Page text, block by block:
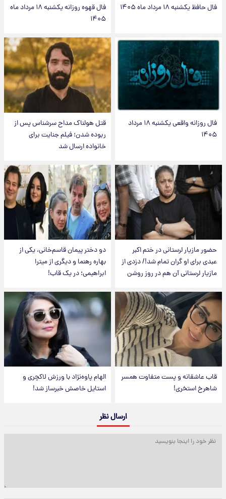
فال حافظ یکشنبه ۱۸ مرداد ماه ۱۴۰۵
فال قهوه روزانه یکشنبه ۱۸ مرداد ماه
۱۴۰۵
فال روزانه واقعی یکشنبه ۱۸ مرداد
۱۴۰۵
قتل هولناک مداح سرشناس پس از
ربوده شدن؛ فیلم جنایت برای
خانواده ارسال شد
حضور مازیار لرستانی در ختم اکبر
عبدی برای او گران تمام شد!/ دزدی از
مازیار لرستانی آن هم در روز روشن
دو دختر پیمان قاسم‌خانی، یکی از
بهاره رهنما و دیگری از میترا
ابراهیمی؛ در یک قاب!
قاب عاشقانه و پست متفاوت همسر
شاهرخ استخری!
الهام پاوه‌نژاد با ورزش لاکچری و
استایل خاصش خبرساز شد!
ارسال نظر